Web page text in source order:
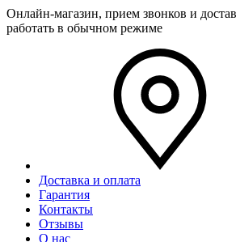
Онлайн-магазин, прием звонков и
работать в обычном режиме
Доставка и оплата
Гарантия
Контакты
Отзывы
О нас